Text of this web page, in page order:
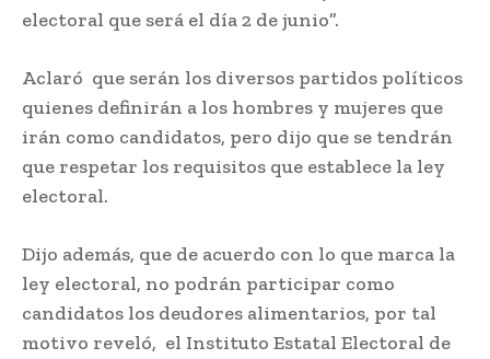
electoral que será el día 2 de junio”.
Aclaró que serán los diversos partidos políticos
quienes definirán a los hombres y mujeres que
irán como candidatos, pero dijo que se tendrán
que respetar los requisitos que establece la ley
electoral.
Dijo además, que de acuerdo con lo que marca la
ley electoral, no podrán participar como
candidatos los deudores alimentarios, por tal
motivo reveló, el Instituto Estatal Electoral de